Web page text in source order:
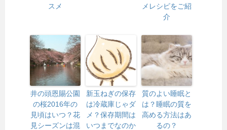
スメ
メレシピをご紹
介
井の頭恩賜公園
の桜2016年の
見頃はいつ？花
見シーズンは混
新玉ねぎの保存
は冷蔵庫じゃダ
メ？保存期間は
いつまでなのか
質のよい睡眠と
は？睡眠の質を
高める方法はあ
るの？